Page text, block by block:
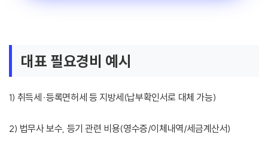
대표 필요경비 예시
1) 취득세·등록면허세 등 지방세(납부확인서로 대체 가능)
2) 법무사 보수, 등기 관련 비용(영수증/이체내역/세금계산서)